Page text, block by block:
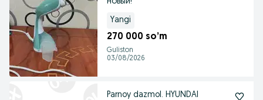
Yangi
270 000 so’m
Guliston
03/08/2026
Parnoy dazmol. HYUNDAI